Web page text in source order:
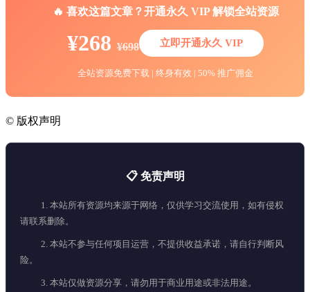
🔥 喜欢这篇文章？开通永久 VIP 解锁全站资源
¥268 ¥698 立即开通永久 VIP
全站资源免费下载 | 终身有效 | 50% 推广佣金
© 版权声明
📋 免责声明
1. 本站所有资源均来源于网络，仅供学习交流使用，如有侵权
请联系删除。
2. 本站不参与任何项目运营，不提供收益承诺，请自行判断风
险。
3. 本站仅做资源分享，请勿用于商业用途或非法用途。